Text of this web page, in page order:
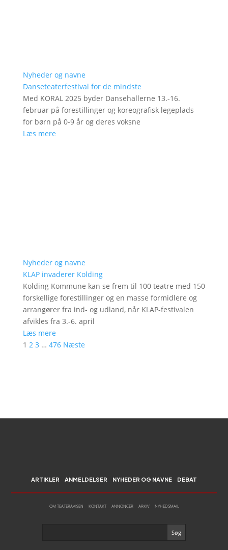
Nyheder og navne
Danseteaterfestival for de mindste
Med KORAL 2025 byder Dansehallerne 13.-16.
februar på forestillinger og koreografisk legeplads
for børn på 0-9 år og deres voksne
Læs mere
Nyheder og navne
KLAP invaderer Kolding
Kolding Kommune kan se frem til 100 teatre med 150
forskellige forestillinger og en masse formidlere og
arrangører fra ind- og udland, når KLAP-festivalen
afvikles fra 3.-6. april
Læs mere
1 2 3 … 476 Næste
ARTIKLER ANMELDELSER NYHEDER OG NAVNE DEBAT
OM TEATERAVISEN KONTAKT ANNONCER ARKIV NYHEDSMAIL